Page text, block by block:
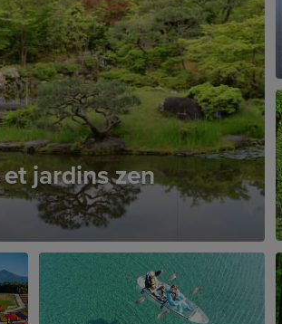
jardins zen